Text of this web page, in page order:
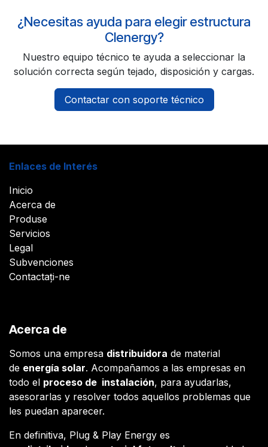
¿Necesitas ayuda para elegir estructura
Clenergy?
Nuestro equipo técnico te ayuda a seleccionar la
solución correcta según tejado, disposición y cargas.
Contactar con soporte técnico
Enlaces de Interés
Inicio
Acerca de
Produse
Servicios
Legal
Subvenciones
Contactați-ne
Acerca de
Somos una empresa distribuidora de material
de energía solar. Acompañamos a las empresas en
todo el proceso de instalación, para ayudarlas,
asesorarlas y resolver todos aquellos problemas que
les puedan aparecer.
En definitiva, Plug & Play Energy es